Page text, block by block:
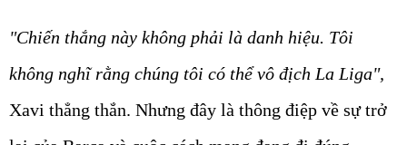
"Chiến thắng này không phải là danh hiệu. Tôi
không nghĩ rằng chúng tôi có thể vô địch La Liga",
Xavi thẳng thắn. Nhưng đây là thông điệp về sự trở